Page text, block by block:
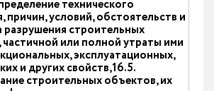
технического
причин, условий, обстоятельств и
разрушения строительных
или полной утраты ими
эксплуатационных,
и других свойств,16.5.
строительных объектов, их